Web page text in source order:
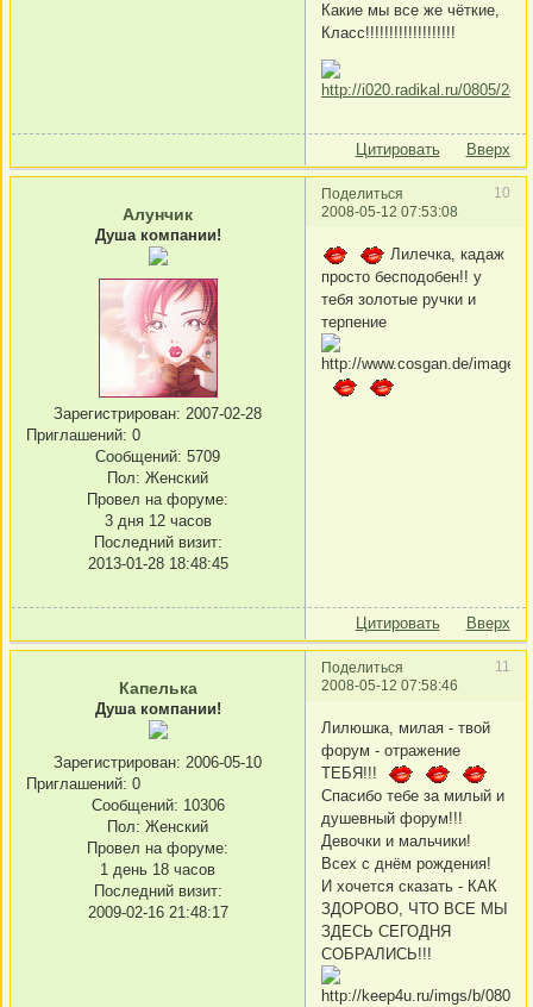
Какие мы все же чёткие,
Класс!!!!!!!!!!!!!!!!!!!
Цитировать Вверх
Поделиться
10
2008-05-12 07:53:08
Алунчик
Душа компании!
Зарегистрирован: 2007-02-28
Приглашений: 0
Сообщений: 5709
Пол: Женский
Провел на форуме:
3 дня 12 часов
Последний визит:
2013-01-28 18:48:45
Лилечка, кадаж
просто бесподобен!! у
тебя золотые ручки и
терпение
Цитировать Вверх
Поделиться
11
2008-05-12 07:58:46
Капелька
Душа компании!
Зарегистрирован: 2006-05-10
Приглашений: 0
Сообщений: 10306
Пол: Женский
Провел на форуме:
1 день 18 часов
Последний визит:
2009-02-16 21:48:17
Лилюшка, милая - твой
форум - отражение
ТЕБЯ!!!
Спасибо тебе за милый и
душевный форум!!!
Девочки и мальчики!
Всех с днём рождения!
И хочется сказать - КАК
ЗДОРОВО, ЧТО ВСЕ МЫ
ЗДЕСЬ СЕГОДНЯ
СОБРАЛИСЬ!!!